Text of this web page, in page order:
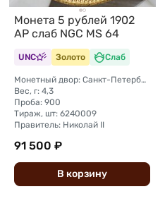
Монета 5 рублей 1902
АР слаб NGC MS 64
UNC Золото Слаб
Монетный двор: Санкт-Петербургский монетный двор
Вес, г: 4,3
Проба: 900
Тираж, шт: 6240009
Правитель: Николай II
91 500 ₽
В корзину